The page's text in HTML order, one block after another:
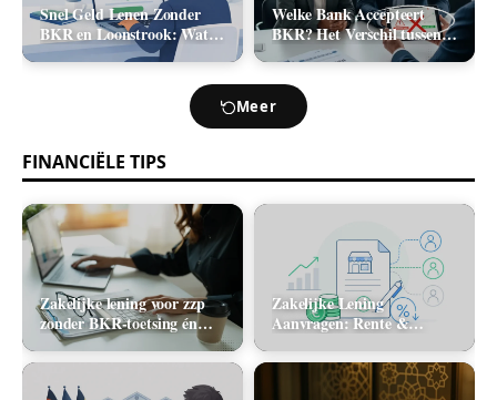
Snel Geld Lenen Zonder
BKR en Loonstrook: Wat
Zijn Je Opties?
Welke Bank Accepteert
BKR? Het Verschil tussen
Positief en Negatief BKR
Meer
FINANCIËLE TIPS
Zakelijke lening voor zzp
zonder BKR-toetsing én
zonder jaarcijfers: kan het
in 2026?
Zakelijke Lening
Aanvragen: Rente &